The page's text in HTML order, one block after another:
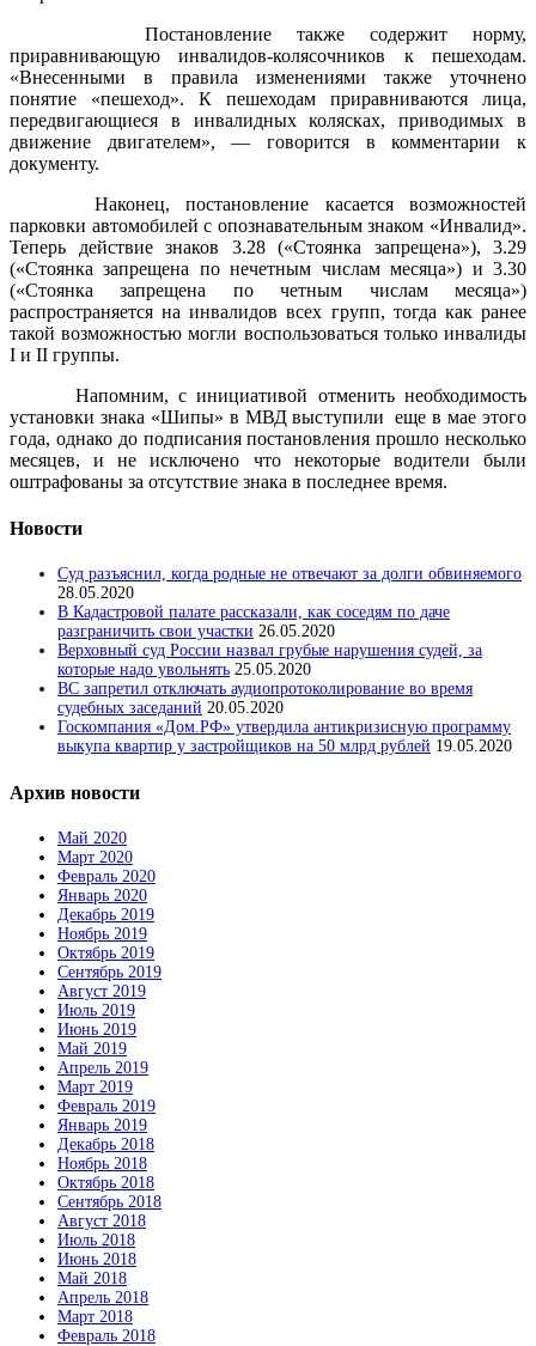
Постановление также содержит норму,
приравнивающую инвалидов-колясочников к пешеходам.
«Внесенными в правила изменениями также уточнено
понятие «пешеход». К пешеходам приравниваются лица,
передвигающиеся в инвалидных колясках, приводимых в
движение двигателем», — говорится в комментарии к
документу.
Наконец, постановление касается возможностей
парковки автомобилей с опознавательным знаком «Инвалид».
Теперь действие знаков 3.28 («Стоянка запрещена»), 3.29
(«Стоянка запрещена по нечетным числам месяца») и 3.30
(«Стоянка запрещена по четным числам месяца»)
распространяется на инвалидов всех групп, тогда как ранее
такой возможностью могли воспользоваться только инвалиды
I и II группы.
Напомним, с инициативой отменить необходимость
установки знака «Шипы» в МВД выступили еще в мае этого
года, однако до подписания постановления прошло несколько
месяцев, и не исключено что некоторые водители были
оштрафованы за отсутствие знака в последнее время.
Новости
Суд разъяснил, когда родные не отвечают за долги обвиняемого
28.05.2020
В Кадастровой палате рассказали, как соседям по даче
разграничить свои участки 26.05.2020
Верховный суд России назвал грубые нарушения судей, за
которые надо увольнять 25.05.2020
ВС запретил отключать аудиопротоколирование во время
судебных заседаний 20.05.2020
Госкомпания «Дом.РФ» утвердила антикризисную программу
выкупа квартир у застройщиков на 50 млрд рублей 19.05.2020
Архив новости
Май 2020
Март 2020
Февраль 2020
Январь 2020
Декабрь 2019
Ноябрь 2019
Октябрь 2019
Сентябрь 2019
Август 2019
Июль 2019
Июнь 2019
Май 2019
Апрель 2019
Март 2019
Февраль 2019
Январь 2019
Декабрь 2018
Ноябрь 2018
Октябрь 2018
Сентябрь 2018
Август 2018
Июль 2018
Июнь 2018
Май 2018
Апрель 2018
Март 2018
Февраль 2018